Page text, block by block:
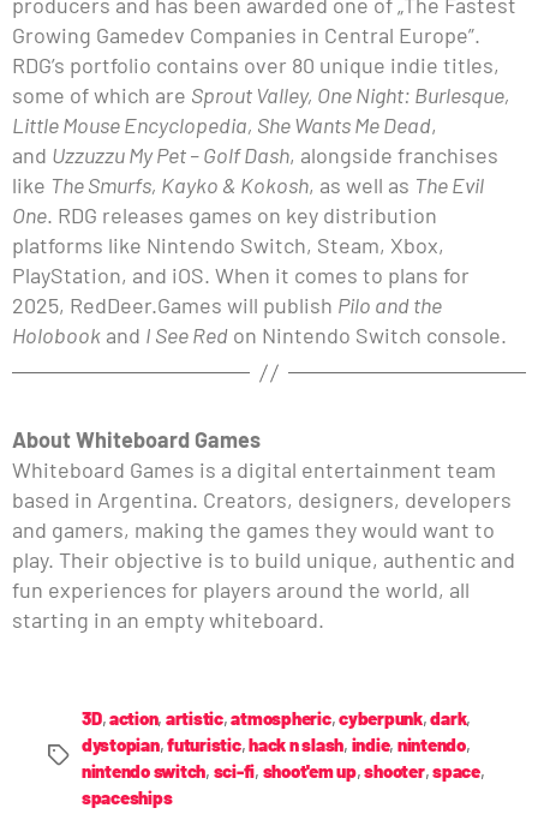
producers and has been awarded one of „The Fastest
Growing Gamedev Companies in Central Europe”.
RDG’s portfolio contains over 80 unique indie titles,
some of which are Sprout Valley, One Night: Burlesque,
Little Mouse Encyclopedia, She Wants Me Dead,
and Uzzuzzu My Pet – Golf Dash, alongside franchises
like The Smurfs, Kayko & Kokosh, as well as The Evil
One. RDG releases games on key distribution
platforms like Nintendo Switch, Steam, Xbox,
PlayStation, and iOS. When it comes to plans for
2025, RedDeer.Games will publish Pilo and the
Holobook and I See Red on Nintendo Switch console.
About Whiteboard Games
Whiteboard Games is a digital entertainment team
based in Argentina. Creators, designers, developers
and gamers, making the games they would want to
play. Their objective is to build unique, authentic and
fun experiences for players around the world, all
starting in an empty whiteboard.
3D,action, artistic,atmospheric,cyberpunk,dark,
dystopian,futuristic,hack n slash, indie, nintendo,
nintendo switch, sci-fi, shoot'em up,shooter,space,
spaceships